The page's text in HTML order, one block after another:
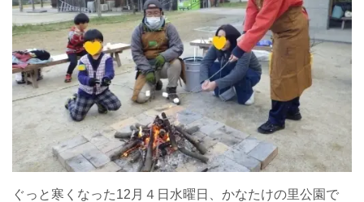
ぐっと寒くなった12月４日水曜日、かなたけの里公園で